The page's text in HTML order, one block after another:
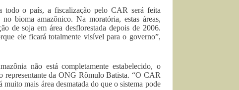
todo o país, a fiscalização pelo CAR será feita
bioma amazônico. Na moratória, estas áreas,
de soja em área desflorestada depois de 2006.
ele ficará totalmente visível para o governo”,
não está completamente estabelecido, o
representante da ONG Rômulo Batista. “O CAR
mais área desmatada do que o sistema pode